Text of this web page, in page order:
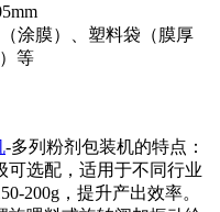
涂膜）、塑料袋（膜厚
等
-多列粉剂包装机的特点：
可选配，适用于不同行业
200g，提升产出效率。